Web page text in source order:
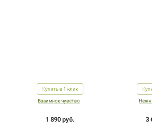
Купить в 1 клик
Взаимное чувство
1 890 руб. 3